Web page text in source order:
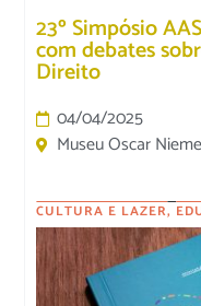
23º Simpósio
com debates
Direito
04/04/2025
Museu Oscar
CULTURA E LAZER,